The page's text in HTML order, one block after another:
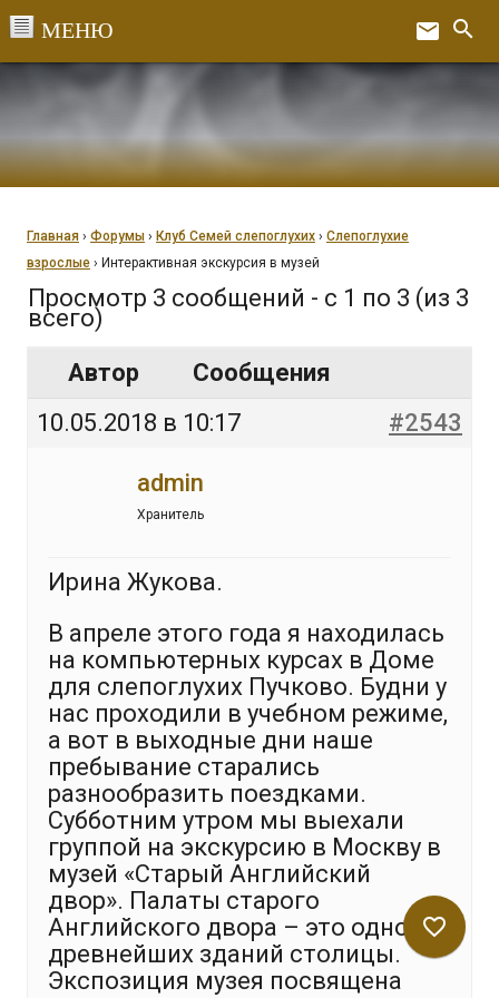
email search
Главная › Форумы › Клуб Семей слепоглухих › Слепоглухие
взрослые › Интерактивная экскурсия в музей
Просмотр 3 сообщений - с 1 по 3 (из 3
всего)
Автор
Сообщения
10.05.2018 в 10:17
#2543
admin
Хранитель
Ирина Жукова.
В апреле этого года я находилась
на компьютерных курсах в Доме
для слепоглухих Пучково. Будни у
нас проходили в учебном режиме,
а вот в выходные дни наше
пребывание старались
разнообразить поездками.
Субботним утром мы выехали
группой на экскурсию в Москву в
музей «Старый Английский
двор». Палаты старого
Английского двора – это одно из
древнейших зданий столицы.
Экспозиция музея посвящена
favorite_border